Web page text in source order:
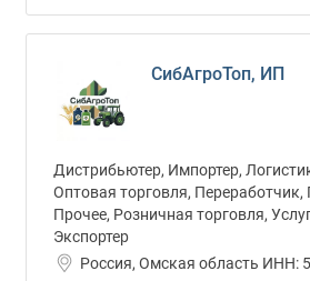
СибАгроТоп, ИП
Дистрибьютер, Импортер,
Оптовая торговля, Переработчик,
Прочее, Розничная торговля,
Экспортер
Россия, Омская область ИНН: